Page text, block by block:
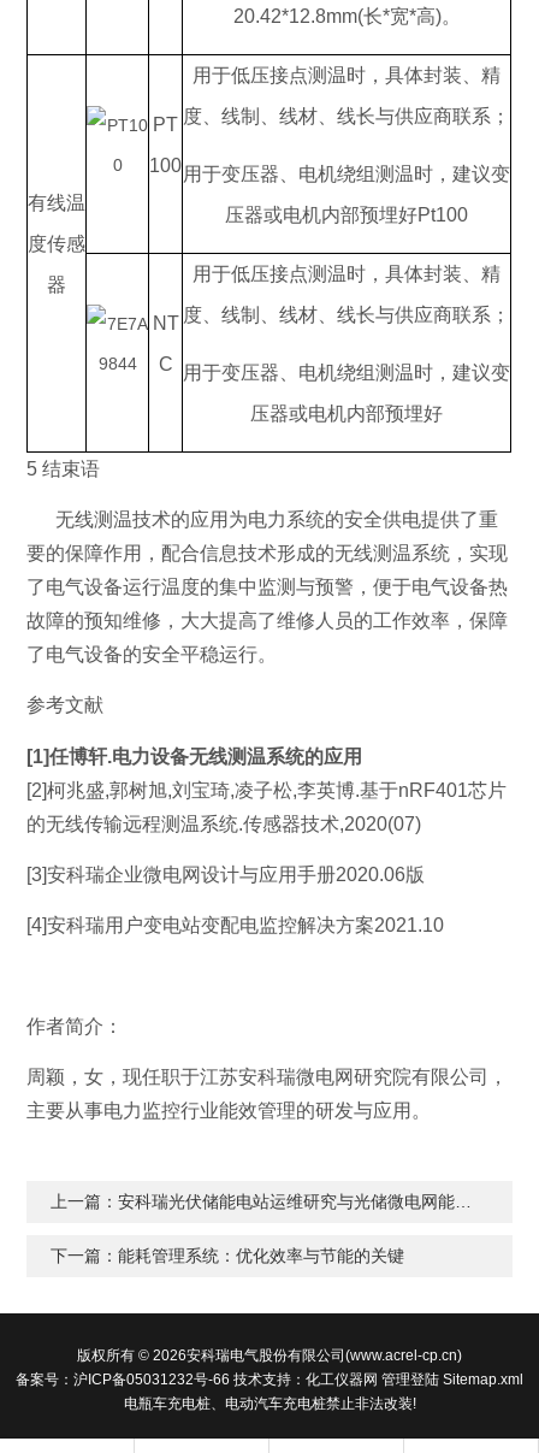
20.42*12.8mm(长*宽*高)。
有线温
度传感
器
PT
100
用于低压接点测温时，具体封装、精
度、线制、线材、线长与供应商联系；
用于变压器、电机绕组测温时，建议变
压器或电机内部预埋好Pt100
NT
C
用于低压接点测温时，具体封装、精
度、线制、线材、线长与供应商联系；
用于变压器、电机绕组测温时，建议变
压器或电机内部预埋好
5 结束语
无线测温技术的应用为电力系统的安全供电提供了重
要的保障作用，配合信息技术形成的无线测温系统，实现
了电气设备运行温度的集中监测与预警，便于电气设备热
故障的预知维修，大大提高了维修人员的工作效率，保障
了电气设备的安全平稳运行。
参考文献
[1]任博轩.电力设备无线测温系统的应用
[2]柯兆盛,郭树旭,刘宝琦,凌子松,李英博.基于nRF401芯片
的无线传输远程测温系统.传感器技术,2020(07)
[3]安科瑞企业微电网设计与应用手册2020.06版
[4]安科瑞用户变电站变配电监控解决方案2021.10
作者简介：
周颖，女，现任职于江苏安科瑞微电网研究院有限公司，
主要从事电力监控行业能效管理的研发与应用。
上一篇：安科瑞光伏储能电站运维研究与光储微电网能量管理系统
下一篇：能耗管理系统：优化效率与节能的关键
版权所有 © 2026安科瑞电气股份有限公司(www.acrel-cp.cn)
备案号：沪ICP备05031232号-66 技术支持： 化工仪器网 管理登陆 Sitemap.xml
电瓶车充电桩、电动汽车充电桩禁止非法改装!